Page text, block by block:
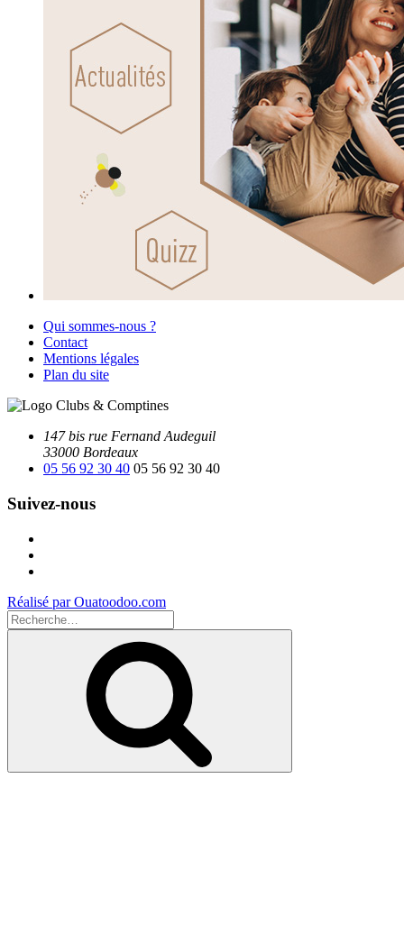
Qui sommes-nous ?
Contact
Mentions légales
Plan du site
147 bis rue Fernand Audeguil
33000 Bordeaux
05 56 92 30 40 05 56 92 30 40
Suivez-nous
Réalisé par Ouatoodoo.com
Recherche
pour